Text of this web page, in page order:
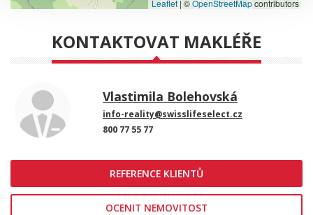
Leaflet | ©OpenStreetMapcontributors
KONTAKTOVAT MAKLÉŘE
Vlastimila Bolehovská
info-reality@swisslifeselect.cz
800 77 55 77
REFERENCE KLIENTŮ
OCENIT NEMOVITOST